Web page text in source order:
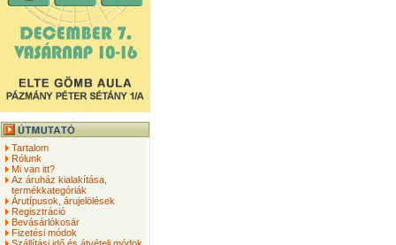
Tartalom
Rólunk
Mi van itt?
Az áruház kialakítása,
termékkategóriák
Árutípusok, árujelölések
Regisztráció
Bevásárlókosár
Fizetési módok